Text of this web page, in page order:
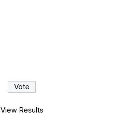
View Results